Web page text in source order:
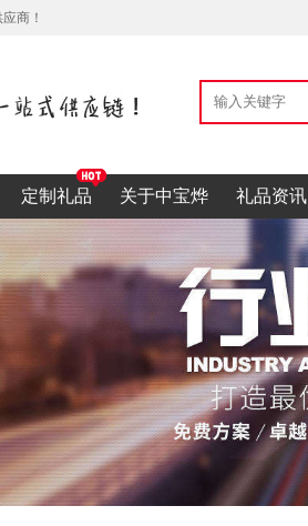
商！
定制礼品 关于中宝烨 礼品资讯